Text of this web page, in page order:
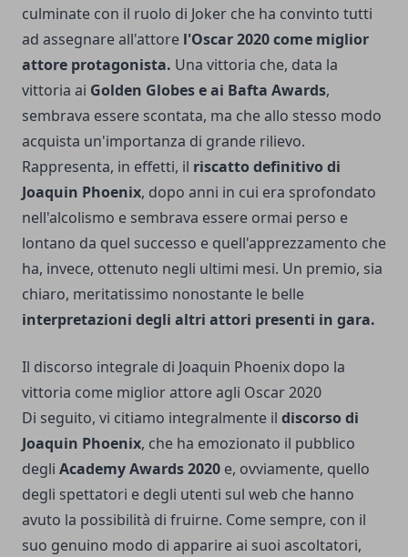
culminate con il ruolo di Joker che ha convinto tutti
ad assegnare all'attore l'Oscar 2020 come miglior
attore protagonista. Una vittoria che, data la
vittoria ai Golden Globes e ai Bafta Awards,
sembrava essere scontata, ma che allo stesso modo
acquista un'importanza di grande rilievo.
Rappresenta, in effetti, il riscatto definitivo di
Joaquin Phoenix, dopo anni in cui era sprofondato
nell'alcolismo e sembrava essere ormai perso e
lontano da quel successo e quell'apprezzamento che
ha, invece, ottenuto negli ultimi mesi. Un premio, sia
chiaro, meritatissimo nonostante le belle
interpretazioni degli altri attori presenti in gara.
Il discorso integrale di Joaquin Phoenix dopo la
vittoria come miglior attore agli Oscar 2020
Di seguito, vi citiamo integralmente il discorso di
Joaquin Phoenix, che ha emozionato il pubblico
degli Academy Awards 2020 e, ovviamente, quello
degli spettatori e degli utenti sul web che hanno
avuto la possibilità di fruirne. Come sempre, con il
suo genuino modo di apparire ai suoi ascoltatori,